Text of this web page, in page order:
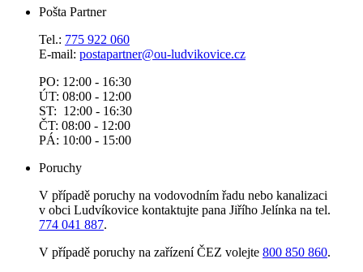
Pošta Partner
Tel.: 775 922 060
E-mail: postapartner@ou-ludvikovice.cz
PO: 12:00 - 16:30
ÚT: 08:00 - 12:00
ST: 12:00 - 16:30
ČT: 08:00 - 12:00
PÁ: 10:00 - 15:00
Poruchy
V případě poruchy na vodovodním řadu nebo kanalizaci
v obci Ludvíkovice kontaktujte pana Jiřího Jelínka na tel.
774 041 887.
V případě poruchy na zařízení ČEZ volejte 800 850 860.